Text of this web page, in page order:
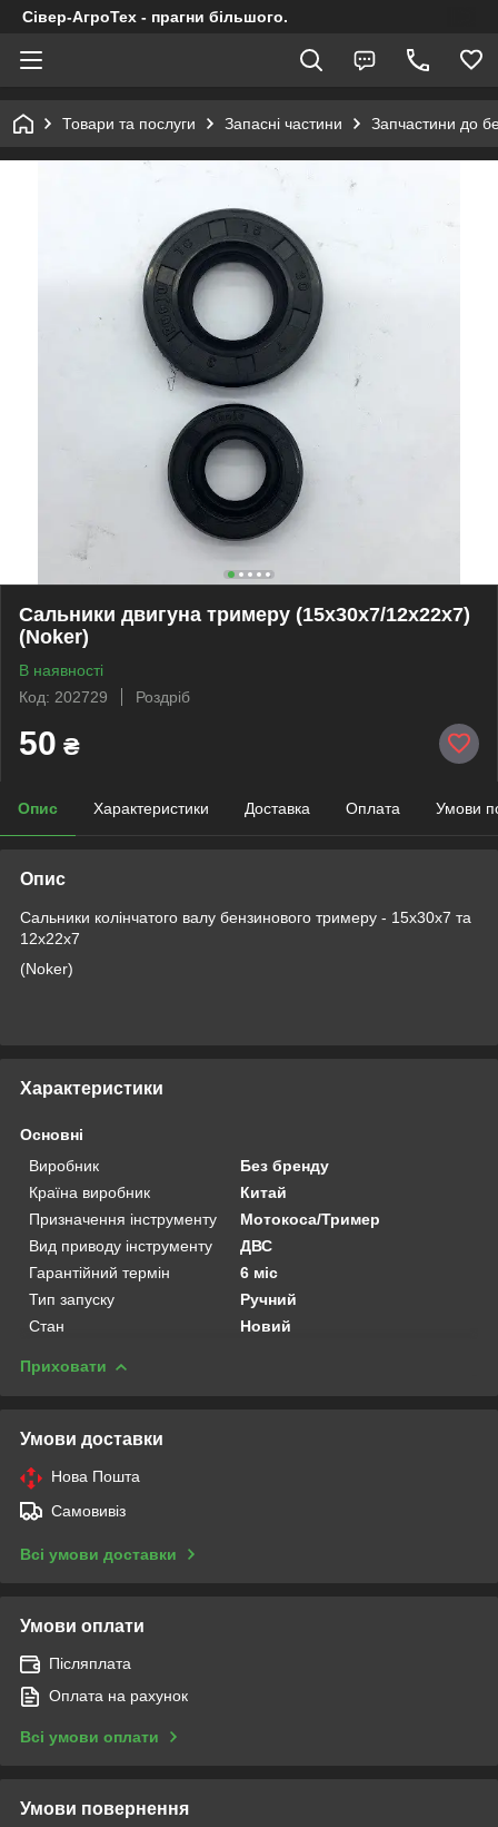
Сівер-АгроТех - прагни більшого.
Товари та послуги Запасні частини Запчастини до
Сальники двигуна тримеру (15x30x7/12x22x7)
(Noker)
В наявності
Код: 202729
Роздріб
50 ₴
Опис Характеристики Доставка Оплата Умови
Опис
Сальники колінчатого валу бензинового тримеру - 15x30x7 та
12x22x7
(Noker)
Характеристики
Основні
Виробник
Без бренду
Країна виробник
Китай
Призначення інструменту
Мотокоса/Тример
Вид приводу інструменту
ДВС
Гарантійний термін
6 міс
Тип запуску
Ручний
Стан
Новий
Приховати
Умови доставки
Нова Пошта
Самовивіз
Всі умови доставки
Умови оплати
Післяплата
Оплата на рахунок
Всі умови оплати
Умови повернення